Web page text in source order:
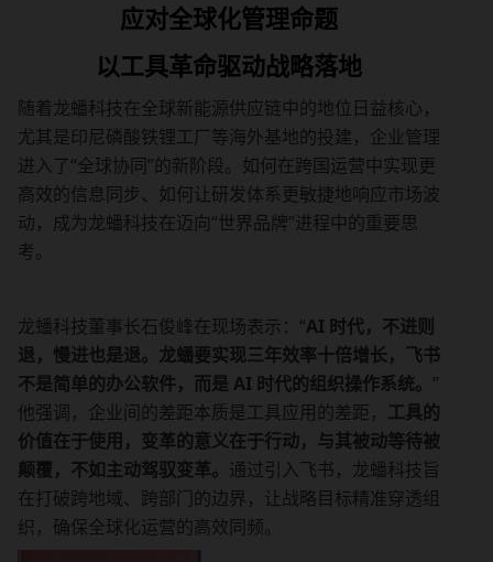
应对全球化管理命题
以工具革命驱动战略落地
随着龙蟠科技在全球新能源供应链中的地位日益核心，
尤其是印尼磷酸铁锂工厂等海外基地的投建，企业管理
进入了“全球协同”的新阶段。如何在跨国运营中实现更
高效的信息同步、如何让研发体系更敏捷地响应市场波
动，成为龙蟠科技在迈向“世界品牌”进程中的重要思
考。
龙蟠科技董事长石俊峰在现场表示：“AI 时代，不进则
退，慢进也是退。龙蟠要实现三年效率十倍增长，飞书
不是简单的办公软件，而是 AI 时代的组织操作系统。 ”
他强调，企业间的差距本质是工具应用的差距， 工具的
价值在于使用，变革的意义在于行动，与其被动等待被
颠覆，不如主动驾驭变革。 通过引入飞书，龙蟠科技旨
在打破跨地域、跨部门的边界，让战略目标精准穿透组
织，确保全球化运营的高效同频。